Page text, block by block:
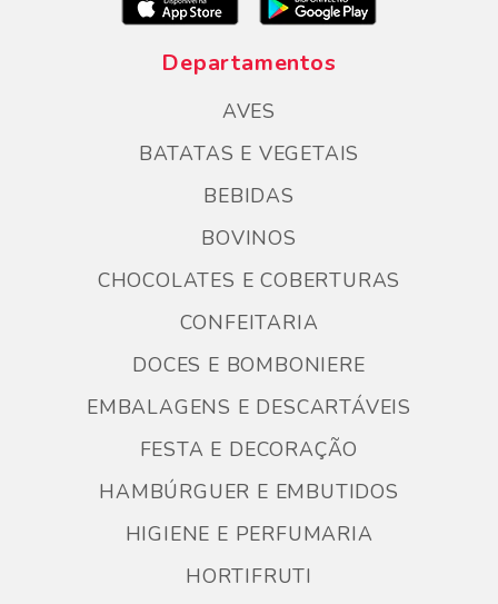
Departamentos
AVES
BATATAS E VEGETAIS
BEBIDAS
BOVINOS
CHOCOLATES E COBERTURAS
CONFEITARIA
DOCES E BOMBONIERE
EMBALAGENS E DESCARTÁVEIS
FESTA E DECORAÇÃO
HAMBÚRGUER E EMBUTIDOS
HIGIENE E PERFUMARIA
HORTIFRUTI